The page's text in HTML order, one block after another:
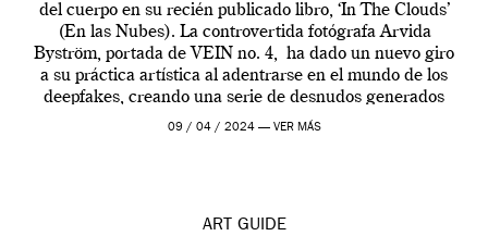
del cuerpo en su recién publicado libro, ‘In The Clouds’
(En las Nubes). La controvertida fotógrafa Arvida
Byström, portada de VEIN no. 4, ha dado un nuevo giro
a su práctica artística al adentrarse en el mundo de los
deepfakes, creando una serie de desnudos generados
por […]
09 / 04 / 2024 — VER MÁS
ART GUIDE